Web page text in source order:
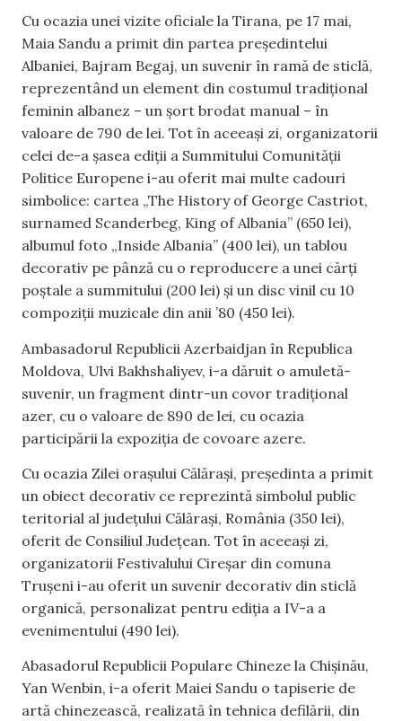
Cu ocazia unei vizite oficiale la Tirana, pe 17 mai,
Maia Sandu a primit din partea președintelui
Albaniei, Bajram Begaj, un suvenir în ramă de sticlă,
reprezentând un element din costumul tradițional
feminin albanez – un șort brodat manual – în
valoare de 790 de lei. Tot în aceeași zi, organizatorii
celei de-a șasea ediții a Summitului Comunității
Politice Europene i-au oferit mai multe cadouri
simbolice: cartea „The History of George Castriot,
surnamed Scanderbeg, King of Albania” (650 lei),
albumul foto „Inside Albania” (400 lei), un tablou
decorativ pe pânză cu o reproducere a unei cărți
poștale a summitului (200 lei) și un disc vinil cu 10
compoziții muzicale din anii ’80 (450 lei).
Ambasadorul Republicii Azerbaidjan în Republica
Moldova, Ulvi Bakhshaliyev, i-a dăruit o amuletă-
suvenir, un fragment dintr-un covor tradițional
azer, cu o valoare de 890 de lei, cu ocazia
participării la expoziția de covoare azere.
Cu ocazia Zilei orașului Călărași, președinta a primit
un obiect decorativ ce reprezintă simbolul public
teritorial al județului Călărași, România (350 lei),
oferit de Consiliul Județean. Tot în aceeași zi,
organizatorii Festivalului Cireșar din comuna
Trușeni i-au oferit un suvenir decorativ din sticlă
organică, personalizat pentru ediția a IV-a a
evenimentului (490 lei).
Abasadorul Republicii Populare Chineze la Chișinău,
Yan Wenbin, i-a oferit Maiei Sandu o tapiserie de
artă chinezească, realizată în tehnica defilării, din